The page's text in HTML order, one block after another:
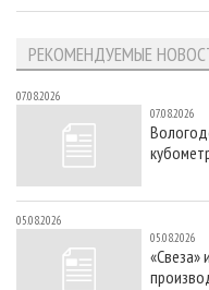
РЕКОМЕНДУЕМЫЕ
07.08.2026
07.08.2026
05.08.2026
05.08.2026